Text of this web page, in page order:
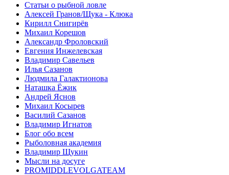
Статьи о рыбной ловле
Алексей Гранов/Щука - Клюка
Кирилл Снигирёв
Михаил Корешов
Александр Фроловский
Евгения Инжелевская
Владимир Савельев
Илья Сазанов
Людмила Галактионова
Наташка Ёжик
Андрей Яснов
Михаил Косырев
Василий Сазанов
Владимир Игнатов
Блог обо всем
Рыболовная академия
Владимир Щукин
Мысли на досуге
PROMIDDLEVOLGATEAM